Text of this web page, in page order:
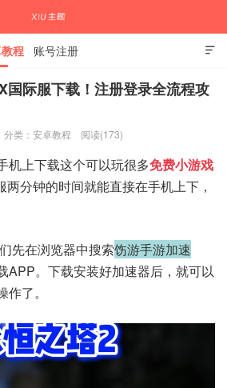
APP下载注册教程

程 账号注册
国际服下载！注册登录全流程攻
分类： 安卓教程 阅读(173)
机上下载这个可以玩很多免费小游戏
两分钟的时间就能直接在手机上下，
们先在浏览器中搜索饬游手游加速
APP。下载安装好加速器后，就可以
了。